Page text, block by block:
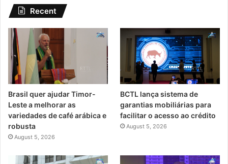
Recent
Brasil quer ajudar Timor-
Leste a melhorar as
variedades de café arábica e
robusta
August 5, 2026
BCTL lança sistema de
garantias mobiliárias para
facilitar o acesso ao crédito
August 5, 2026